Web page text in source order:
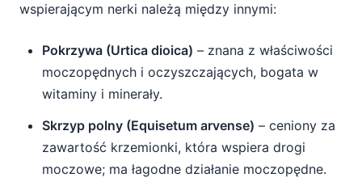
wspierającym nerki należą między innymi:
Pokrzywa (Urtica dioica) – znana z właściwości
moczopędnych i oczyszczających, bogata w
witaminy i minerały.
Skrzyp polny (Equisetum arvense) – ceniony za
zawartość krzemionki, która wspiera drogi
moczowe; ma łagodne działanie moczopędne.